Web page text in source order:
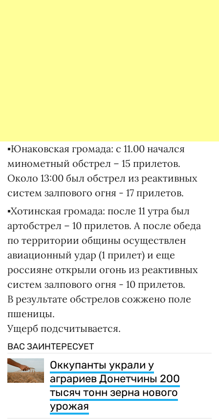
▪️Юнаковская громада: с 11.00 начался
минометный обстрел – 15 прилетов.
Около 13:00 был обстрел из реактивных
систем залпового огня - 17 прилетов.
▪️Хотинская громада: после 11 утра был
артобстрел – 10 прилетов. А после обеда
по территории общины осуществлен
авиационный удар (1 прилет) и еще
россияне открыли огонь из реактивных
систем залпового огня - 10 прилетов.
В результате обстрелов сожжено поле
пшеницы.
Ущерб подсчитывается.
ВАС ЗАИНТЕРЕСУЕТ
Оккупанты украли у
аграриев Донетчины 200
тысяч тонн зерна нового
урожая